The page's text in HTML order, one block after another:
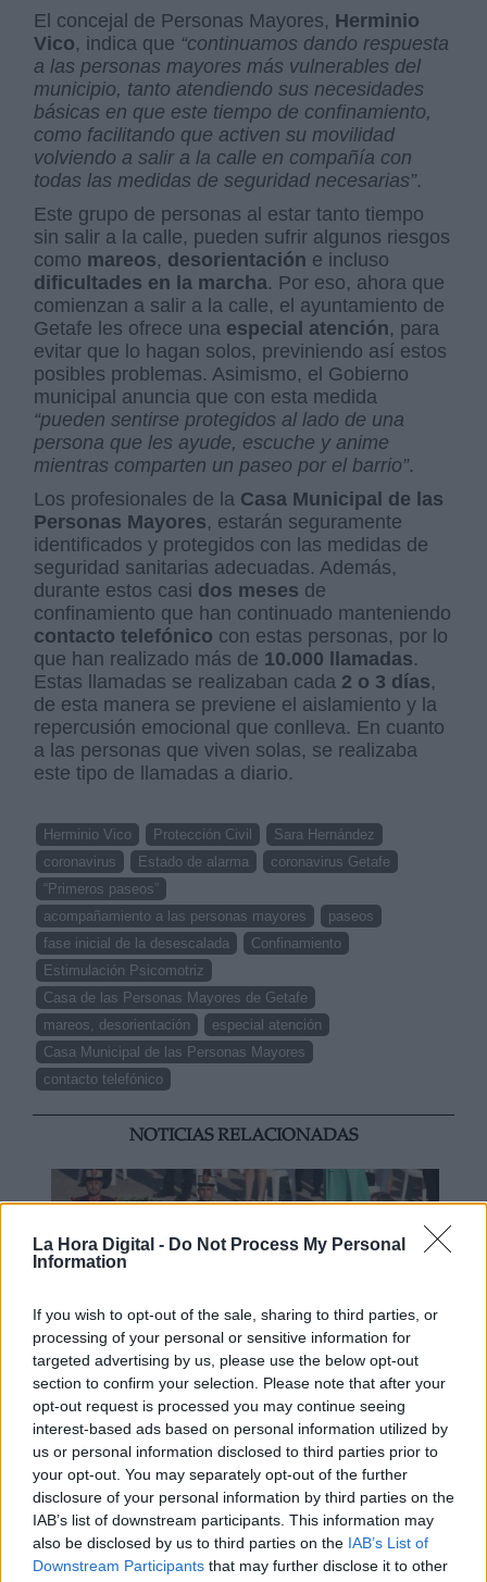
La Hora Digital - Do Not Process My Personal
Information
If you wish to opt-out of the sale, sharing to third parties, or
processing of your personal or sensitive information for
targeted advertising by us, please use the below opt-out
section to confirm your selection. Please note that after your
opt-out request is processed you may continue seeing
interest-based ads based on personal information utilized by
us or personal information disclosed to third parties prior to
your opt-out. You may separately opt-out of the further
disclosure of your personal information by third parties on the
IAB’s list of downstream participants. This information may
also be disclosed by us to third parties on the IAB’s List of
Downstream Participants that may further disclose it to other
El concejal de Personas Mayores, Herminio
Vico, indica que “continuamos dando respuesta
a las personas mayores más vulnerables del
municipio, tanto atendiendo sus necesidades
básicas en que este tiempo de confinamiento,
como facilitando que activen su movilidad
volviendo a salir a la calle en compañía con
todas las medidas de seguridad necesarias”.
Este grupo de personas al estar tanto tiempo
sin salir a la calle, pueden sufrir algunos riesgos
como mareos, desorientación e incluso
dificultades en la marcha. Por eso, ahora que
comienzan a salir a la calle, el ayuntamiento de
Getafe les ofrece una especial atención, para
evitar que lo hagan solos, previniendo así estos
posibles problemas. Asimismo, el Gobierno
municipal anuncia que con esta medida
“pueden sentirse protegidos al lado de una
persona que les ayude, escuche y anime
mientras comparten un paseo por el barrio”.
Los profesionales de la Casa Municipal de las
Personas Mayores, estarán seguramente
identificados y protegidos con las medidas de
seguridad sanitarias adecuadas. Además,
durante estos casi dos meses de
confinamiento que han continuado manteniendo
contacto telefónico con estas personas, por lo
que han realizado más de 10.000 llamadas.
Estas llamadas se realizaban cada 2 o 3 días,
de esta manera se previene el aislamiento y la
repercusión emocional que conlleva. En cuanto
a las personas que viven solas, se realizaba
este tipo de llamadas a diario.
Herminio Vico Protección Civil
Sara Hernández
coronavirus
Estado de alarma
coronavirus Getafe
“Primeros paseos”
acompañamiento a las personas mayores
paseos
fase inicial de la desescalada
Confinamiento
Estimulación Psicomotriz
Casa de las Personas Mayores de Getafe
mareos, desorientación
especial atención
Casa Municipal de las Personas Mayores
contacto telefónico
NOTICIAS RELACIONADAS
Los Reyes presiden el tercer
homenaje a las víctimas de
coronavirus